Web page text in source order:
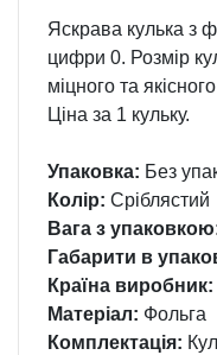
Яскрава кулька з
цифри 0. Розмір
міцного та
Ціна за 1 кульку.
Упаковка: Без
Колір: Сріблястий
Вага з
Габарити в
Країна виробник:
Матеріал: Фольга
Комплектація: